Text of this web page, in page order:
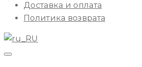
Доставка и оплата
Политика возврата